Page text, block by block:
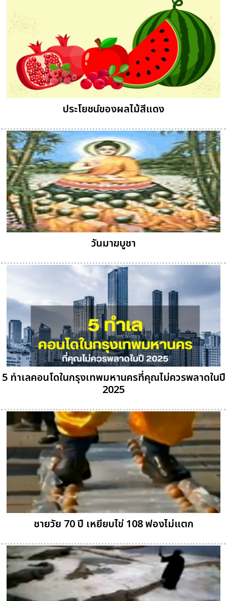
ประโยชน์ของผลไม้สีแดง
วันมาฆบูชา
5 ทำเลคอนโดในกรุงเทพมหานครที่คุณไม่ควรพลาดในปี
2025
ชายวัย 70 ปี เหยียบไข่ 108 ฟองไม่แตก